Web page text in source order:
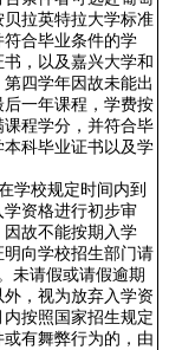
拉英特拉大学标准
合毕业条件的学
，以及嘉兴大学和
四学年因故未能出
一年课程，学费按
程学分，并符合毕
科毕业证书以及学
学校规定时间内到
资格进行初步审
故不能按期入学
向学校招生部门请
未请假或请假逾期
，视为放弃入学资
按照国家招生规定
有舞弊行为的，由